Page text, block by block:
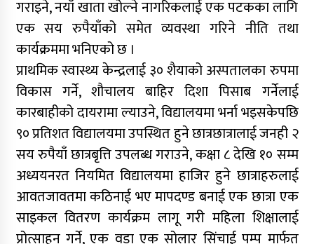
गराइने, नयाँ खाता खोल्ने नागरिकलाई एक पटकका लागि
एक सय रुपैयाँको समेत व्यवस्था गरिने नीति तथा
कार्यक्रममा भनिएको छ ।
प्राथमिक स्वास्थ्य केन्द्रलाई ३० शैयाको अस्पतालका रुपमा
विकास गर्ने, शौचालय बाहिर दिशा पिसाब गर्नेलाई
कारबाहीको दायरामा ल्याउने, विद्यालयमा भर्ना भइसकेपछि
९० प्रतिशत विद्यालयमा उपस्थित हुने छात्रछात्रालाई जनही २
सय रुपैयाँ छात्रबृत्ति उपलब्ध गराउने, कक्षा ८ देखि १० सम्म
अध्ययनरत नियमित विद्यालयमा हाजिर हुने छात्राहरुलाई
आवतजावतमा कठिनाई भए मापदण्ड बनाई एक छात्रा एक
साइकल वितरण कार्यक्रम लागू गरी महिला शिक्षालाई